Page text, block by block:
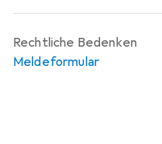
Rechtliche Bedenken
Meldeformular